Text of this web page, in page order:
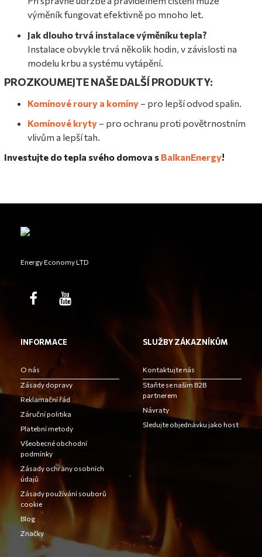
výměník fungovat efektivně po mnoho let.
Jak dlouho trvá instalace výměníku tepla?
Instalace obvykle trvá několik hodin, v závislosti na
modelu krbu a systému vytápění.
PROZKOUMEJTE NAŠE DALŠÍ PRODUKTY:
Komínové roury a komíny – pro lepší odvod spalin.
Komínové kryty – pro ochranu proti povětrnostním
vlivům a lepší tah.
Investujte do tepla svého domova s BalkanEnergy!
Energy Economy LTD
INFORMACE
O nás
Zásady dopravy
Reklamační řád
Záruční politika
Platební metody
Všeobecné obchodní
podmínky
Zásady ochrany osobních
údajů
Zásady používání souborů
cookie
Blog
Značky
SLUŽBY ZÁKAZNÍKŮM
Kontaktujte nás
Staňte se naším B2B
partnerem
Návraty
Sledujte objednávku jako host